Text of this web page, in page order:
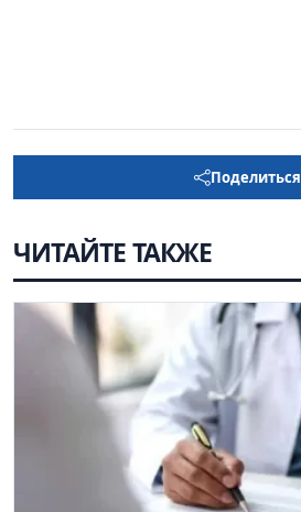
Поделиться
ЧИТАЙТЕ ТАКЖЕ